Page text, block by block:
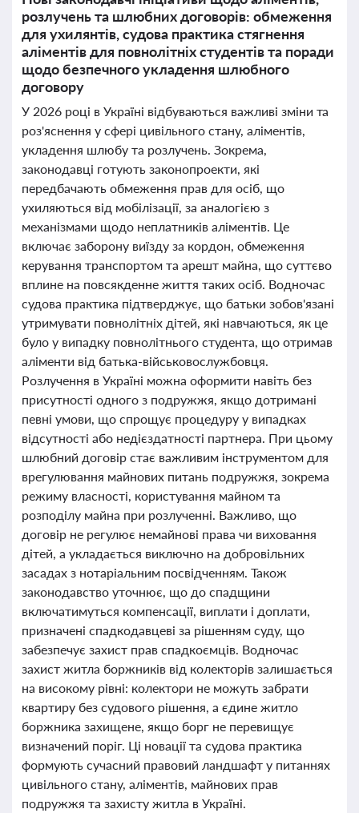
розлучень та шлюбних договорів: обмеження
для ухилянтів, судова практика стягнення
аліментів для повнолітніх студентів та поради
щодо безпечного укладення шлюбного
договору
У 2026 році в Україні відбуваються важливі зміни та
роз'яснення у сфері цивільного стану, аліментів,
укладення шлюбу та розлучень. Зокрема,
законодавці готують законопроекти, які
передбачають обмеження прав для осіб, що
ухиляються від мобілізації, за аналогією з
механізмами щодо неплатників аліментів. Це
включає заборону виїзду за кордон, обмеження
керування транспортом та арешт майна, що суттєво
вплине на повсякденне життя таких осіб. Водночас
судова практика підтверджує, що батьки зобов'язані
утримувати повнолітніх дітей, які навчаються, як це
було у випадку повнолітнього студента, що отримав
аліменти від батька-військовослужбовця.
Розлучення в Україні можна оформити навіть без
присутності одного з подружжя, якщо дотримані
певні умови, що спрощує процедуру у випадках
відсутності або недієздатності партнера. При цьому
шлюбний договір стає важливим інструментом для
врегулювання майнових питань подружжя, зокрема
режиму власності, користування майном та
розподілу майна при розлученні. Важливо, що
договір не регулює немайнові права чи виховання
дітей, а укладається виключно на добровільних
засадах з нотаріальним посвідченням. Також
законодавство уточнює, що до спадщини
включатимуться компенсації, виплати і доплати,
призначені спадкодавцеві за рішенням суду, що
забезпечує захист прав спадкоємців. Водночас
захист житла боржників від колекторів залишається
на високому рівні: колектори не можуть забрати
квартиру без судового рішення, а єдине житло
боржника захищене, якщо борг не перевищує
визначений поріг. Ці новації та судова практика
формують сучасний правовий ландшафт у питаннях
цивільного стану, аліментів, майнових прав
подружжя та захисту житла в Україні.